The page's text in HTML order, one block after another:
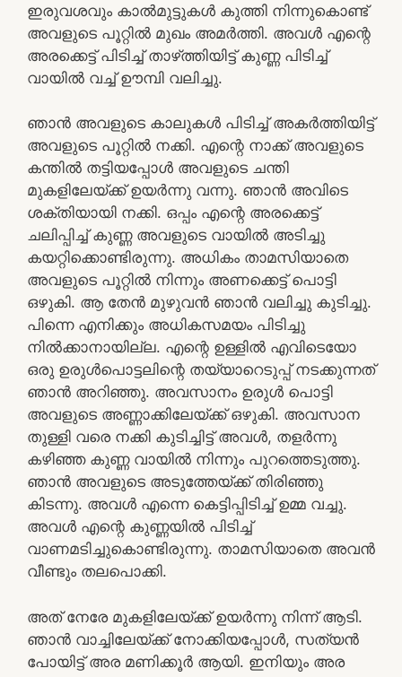
ഇരുവശവും കാല്‍മുട്ടുകള്‍ കുത്തി നിന്നുകൊണ്ട്‌
അവളുടെ പൂറ്റില്‍ മുഖം അമര്‍ത്തി. അവള്‍ എന്റെ
അരക്കെട്ട്‌ പിടിച്ച്‌ താഴ്‌ത്തിയിട്ട്‌ കുണ്ണ പിടിച്ച്‌
വായില്‍ വച്ച്‌ ഊമ്പി വലിച്ചു.
ഞാന്‍ അവളുടെ കാലുകള്‍ പിടിച്ച്‌ അകര്‍ത്തിയിട്ട്‌
അവളുടെ പൂറ്റില്‍ നക്കി. എന്റെ നാക്ക്‌ അവളുടെ
കന്തില്‍ തട്ടിയപ്പോള്‍ അവളുടെ ചന്തി
മുകളിലേയ്‌ക്ക്‌ ഉയര്‍ന്നു വന്നു. ഞാന്‍ അവിടെ
ശക്തിയായി നക്കി. ഒപ്പം എന്റെ അരക്കെട്ട്‌
ചലിപ്പിച്ച്‌ കുണ്ണ അവളുടെ വായില്‍ അടിച്ചു
കയറ്റിക്കൊണ്ടിരുന്നു. അധികം താമസിയാതെ
അവളുടെ പൂറ്റില്‍ നിന്നും അണക്കെട്ട്‌ പൊട്ടി
ഒഴുകി. ആ തേന്‍ മുഴുവന്‍ ഞാന്‍ വലിച്ചു കുടിച്ചു.
പിന്നെ എനിക്കും അധികസമയം പിടിച്ചു
നില്‍ക്കാനായില്ല. എന്റെ ഉള്ളില്‍ എവിടെയോ
ഒരു ഉരുള്‍പൊട്ടലിന്റെ തയ്യാറെടുപ്പ്‌ നടക്കുന്നത്‌
ഞാന്‍ അറിഞ്ഞു. അവസാനം ഉരുള്‍ പൊട്ടി
അവളുടെ അണ്ണാക്കിലേയ്‌ക്ക്‌ ഒഴുകി. അവസാന
തുള്ളി വരെ നക്കി കുടിച്ചിട്ട്‌ അവള്‍, തളര്‍ന്നു
കഴിഞ്ഞ കുണ്ണ വായില്‍ നിന്നും പുറത്തെടുത്തു.
ഞാന്‍ അവളുടെ അടുത്തേയ്‌ക്ക്‌ തിരിഞ്ഞു
കിടന്നു. അവള്‍ എന്നെ കെട്ടിപ്പിടിച്ച്‌ ഉമ്മ വച്ചു.
അവള്‍ എന്റെ കുണ്ണയില്‍ പിടിച്ച്‌
വാണമടിച്ചുകൊണ്ടിരുന്നു. താമസിയാതെ അവന്‍
വീണ്ടും തലപൊക്കി.
അത്‌ നേരേ മുകളിലേയ്‌ക്ക്‌ ഉയര്‍ന്നു നിന്ന്‌ ആടി.
ഞാന്‍ വാച്ചിലേയ്‌ക്ക്‌ നോക്കിയപ്പോള്‍, സത്യന്‍
പോയിട്ട്‌ അര മണിക്കൂര്‍ ആയി. ഇനിയും അര